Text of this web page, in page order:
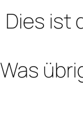
Dies ist
Was